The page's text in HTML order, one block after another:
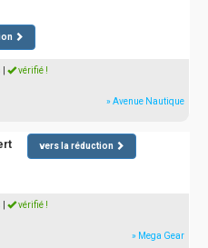
vérifié !
» Avenue Nautique
vers la réduction
vérifié !
» Mega Gear